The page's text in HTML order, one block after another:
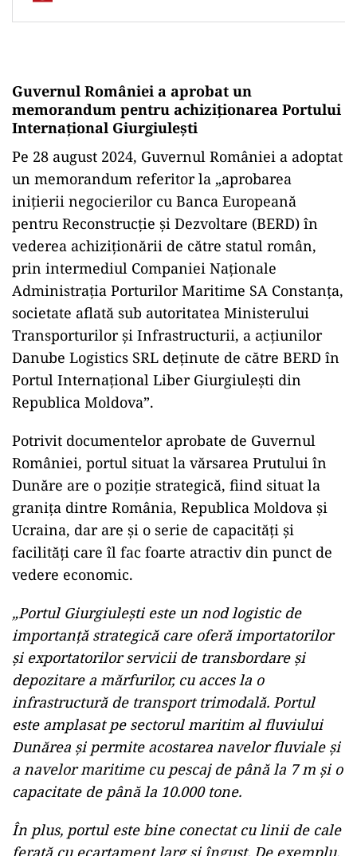
Guvernul României a aprobat un
memorandum pentru achiziționarea Portului
Internațional Giurgiulești
Pe 28 august 2024, Guvernul României a adoptat
un memorandum referitor la „aprobarea
iniţierii negocierilor cu Banca Europeană
pentru Reconstrucţie şi Dezvoltare (BERD) în
vederea achiziţionării de către statul român,
prin intermediul Companiei Naţionale
Administraţia Porturilor Maritime SA Constanţa,
societate aflată sub autoritatea Ministerului
Transporturilor şi Infrastructurii, a acţiunilor
Danube Logistics SRL deţinute de către BERD în
Portul Internaţional Liber Giurgiuleşti din
Republica Moldova”.
Potrivit documentelor aprobate de Guvernul
României, portul situat la vărsarea Prutului în
Dunăre are o poziție strategică, fiind situat la
granița dintre România, Republica Moldova și
Ucraina, dar are și o serie de capacități și
facilități care îl fac foarte atractiv din punct de
vedere economic.
„Portul Giurgiulești este un nod logistic de
importanță strategică care oferă importatorilor
și exportatorilor servicii de transbordare și
depozitare a mărfurilor, cu acces la o
infrastructură de transport trimodală. Portul
este amplasat pe sectorul maritim al fluviului
Dunărea și permite acostarea navelor fluviale și
a navelor maritime cu pescaj de până la 7 m și o
capacitate de până la 10.000 tone.
În plus, portul este bine conectat cu linii de cale